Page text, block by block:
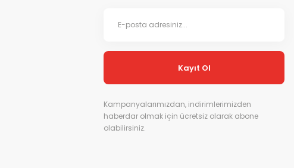
Kayıt Ol
Kampanyalarımızdan, indirimlerimizden
haberdar olmak için ücretsiz olarak abone
olabilirsiniz.